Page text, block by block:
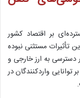
بر اقتصاد کشور
تأثیرات مستثنی نبوده
به ارز خارجی و
واردکنندگان در